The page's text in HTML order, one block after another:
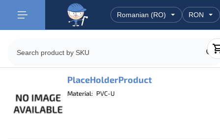
PlaceHolderProduct
Material: PVC-U